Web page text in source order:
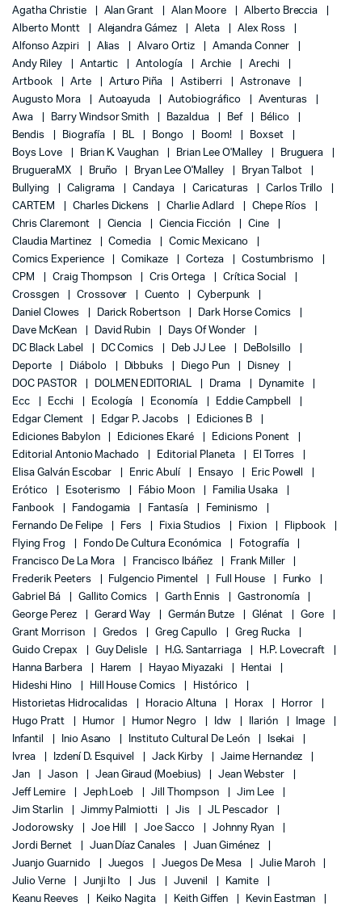
Agatha Christie
Alan Grant Alan Moore
Alberto Breccia
Alberto Montt
Alejandra Gámez Aleta
Alex Ross
Alfonso Azpiri
Alias Alvaro Ortiz
Amanda Conner
Andy Riley
Antartic Antología Archie
Arechi
Artbook
Arte Arturo Piña Astiberri
Astronave
Augusto Mora
Autoayuda Autobiográfico
Aventuras
Awa
Barry Windsor Smith Bazaldua Bef
Bélico
Bendis
Biografía BL Bongo Boom!
Boxset
Boys Love
Brian K. Vaughan Brian Lee O'Malley
Bruguera
BrugueraMX
Bruño Bryan Lee O'Malley
Bryan Talbot
Bullying
Caligrama Candaya Caricaturas
Carlos Trillo
CARTEM
Charles Dickens Charlie Adlard
Chepe Ríos
Chris Claremont
Ciencia Ciencia Ficción
Cine
Claudia Martinez
Comedia
Comic Mexicano
Comics Experience
Comikaze Corteza
Costumbrismo
CPM
Craig Thompson Cris Ortega
Crítica Social
Crossgen
Crossover Cuento
Cyberpunk
Daniel Clowes
Darick Robertson
Dark Horse Comics
Dave McKean
David Rubin
Days Of Wonder
DC Black Label
DC Comics Deb JJ Lee
DeBolsillo
Deporte
Diábolo Dibbuks Diego Pun
Disney
DOC PASTOR
DOLMEN EDITORIAL Drama
Dynamite
Ecc
Ecchi Ecología Economía
Eddie Campbell
Edgar Clement
Edgar P. Jacobs
Ediciones B
Ediciones Babylon
Ediciones Ekaré
Edicions Ponent
Editorial Antonio Machado
Editorial Planeta
El Torres
Elisa Galván Escobar
Enric Abulí Ensayo
Eric Powell
Erótico
Esoterismo Fábio Moon
Familia Usaka
Fanbook
Fandogamia Fantasía
Feminismo
Fernando De Felipe
Fers Fixia Studios Fixion
Flipbook
Flying Frog
Fondo De Cultura Económica
Fotografía
Francisco De La Mora
Francisco Ibáñez
Frank Miller
Frederik Peeters
Fulgencio Pimentel Full House
Funko
Gabriel Bá
Gallito Comics Garth Ennis
Gastronomía
George Perez
Gerard Way Germán Butze Glénat
Gore
Grant Morrison
Gredos Greg Capullo
Greg Rucka
Guido Crepax
Guy Delisle H.G. Santarriaga
H.P. Lovecraft
Hanna Barbera
Harem Hayao Miyazaki
Hentai
Hideshi Hino
Hill House Comics
Histórico
Historietas Hidrocalidas
Horacio Altuna Horax
Horror
Hugo Pratt
Humor Humor Negro Idw Ilarión
Image
Infantil
Inio Asano Instituto Cultural De León
Isekai
Ivrea
Izdení D. Esquivel Jack Kirby
Jaime Hernandez
Jan
Jason Jean Giraud (Moebius)
Jean Webster
Jeff Lemire
Jeph Loeb Jill Thompson
Jim Lee
Jim Starlin
Jimmy Palmiotti Jis
JL Pescador
Jodorowsky
Joe Hill Joe Sacco
Johnny Ryan
Jordi Bernet
Juan Díaz Canales
Juan Giménez
Juanjo Guarnido
Juegos Juegos De Mesa
Julie Maroh
Julio Verne
Junji Ito Jus Juvenil
Kamite
Keanu Reeves
Keiko Nagita Keith Giffen
Kevin Eastman